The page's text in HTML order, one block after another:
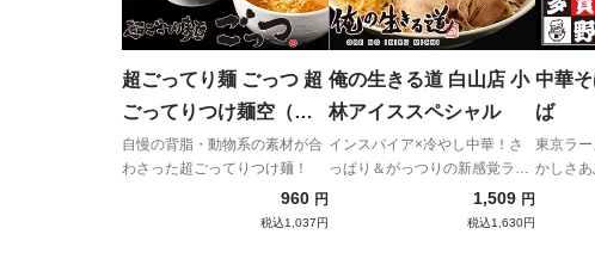
超ごってり麺 ごっつ 超
ごってりつけ麺空（醤
油ベース 海苔7枚・魚粉
付）
自慢の背脂・動物系の素材が合
わさった超ごってりつけ麺！
960 円
税込1,037円
俺の生きる道 白山店 小
林アイススペシャル
インスパイア×冷やし中華！さ
っぱり＆がっつりの新感覚ラー
1,509 円
税込1,630円
中華
ば
東京ラ
かしさあ